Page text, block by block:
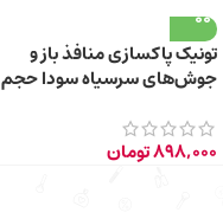
تونیک پاکسازی منافذ باز و
898,000تومان